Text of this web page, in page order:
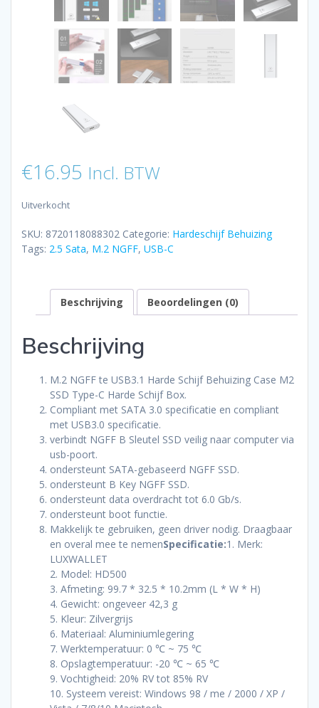
€16.95 Incl. BTW
Uitverkocht
SKU: 8720118088302 Categorie: Hardeschijf Behuizing
Tags: 2.5 Sata, M.2 NGFF, USB-C
Beschrijving Beoordelingen (0)
Beschrijving
M.2 NGFF te USB3.1 Harde Schijf Behuizing Case M2
SSD Type-C Harde Schijf Box.
Compliant met SATA 3.0 specificatie en compliant
met USB3.0 specificatie.
verbindt NGFF B Sleutel SSD veilig naar computer via
usb-poort.
ondersteunt SATA-gebaseerd NGFF SSD.
ondersteunt B Key NGFF SSD.
ondersteunt data overdracht tot 6.0 Gb/s.
ondersteunt boot functie.
Makkelijk te gebruiken, geen driver nodig. Draagbaar
en overal mee te nemenSpecificatie:1. Merk:
LUXWALLET
2. Model: HD500
3. Afmeting: 99.7 * 32.5 * 10.2mm (L * W * H)
4. Gewicht: ongeveer 42,3 g
5. Kleur: Zilvergrijs
6. Materiaal: Aluminiumlegering
7. Werktemperatuur: 0 ℃ ~ 75 ℃
8. Opslagtemperatuur: -20 ℃ ~ 65 ℃
9. Vochtigheid: 20% RV tot 85% RV
10. Systeem vereist: Windows 98 / me / 2000 / XP /